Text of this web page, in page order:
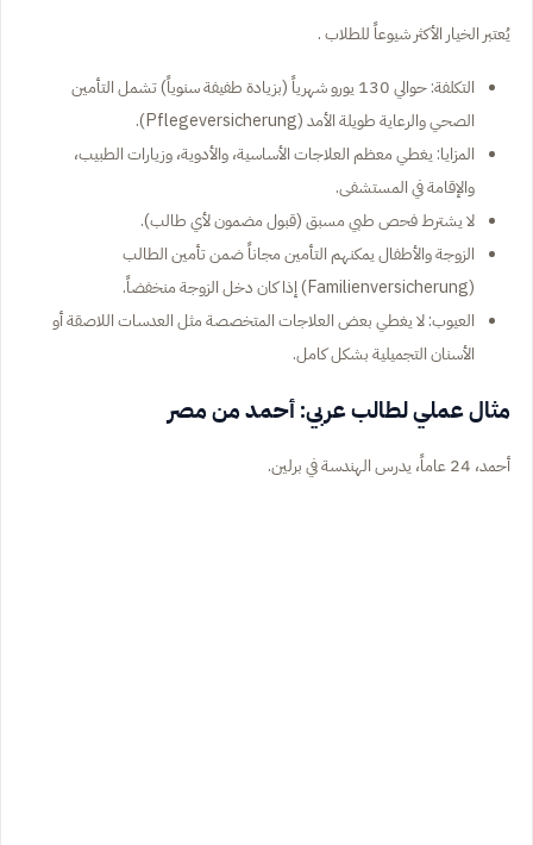
يُعتبر الخيار الأكثر شيوعاً للطلاب .
التكلفة: حوالي 130 يورو شهرياً (بزيادة طفيفة سنوياً) تشمل التأمين
الصحي والرعاية طويلة الأمد (Pflegeversicherung).
المزايا: يغطي معظم العلاجات الأساسية، والأدوية، وزيارات الطبيب،
والإقامة في المستشفى.
لا يشترط فحص طبي مسبق (قبول مضمون لأي طالب).
الزوجة والأطفال يمكنهم التأمين مجاناً ضمن تأمين الطالب
(Familienversicherung) إذا كان دخل الزوجة منخفضاً.
العيوب: لا يغطي بعض العلاجات المتخصصة مثل العدسات اللاصقة أو
الأسنان التجميلية بشكل كامل.
مثال عملي لطالب عربي: أحمد من مصر
أحمد، 24 عاماً، يدرس الهندسة في برلين.